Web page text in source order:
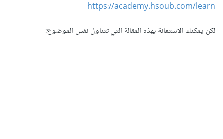
https://academy.hsoub.com/learn
لكن يمكنك الاستعانة بهذه المقالة التي تتناول نفس الموضوع: